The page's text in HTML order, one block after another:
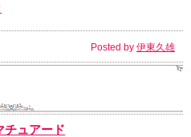
Posted by 伊東久雄
ュアード